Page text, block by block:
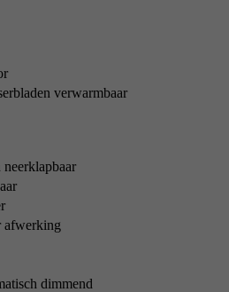
verwarmbaar
afwerking
dimmend